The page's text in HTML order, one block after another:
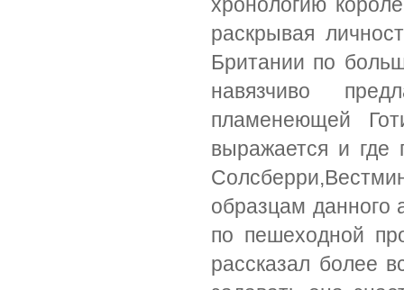
хронологию
раскрывая
Британии по
навязчиво
пламенеющей
выражается и где
образцам данного
по пешеходной
рассказал более